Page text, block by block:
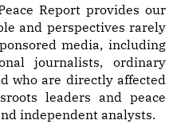
Report provides our
and perspectives rarely
media, including
journalists, ordinary
who are directly affected
leaders and peace
independent analysts.